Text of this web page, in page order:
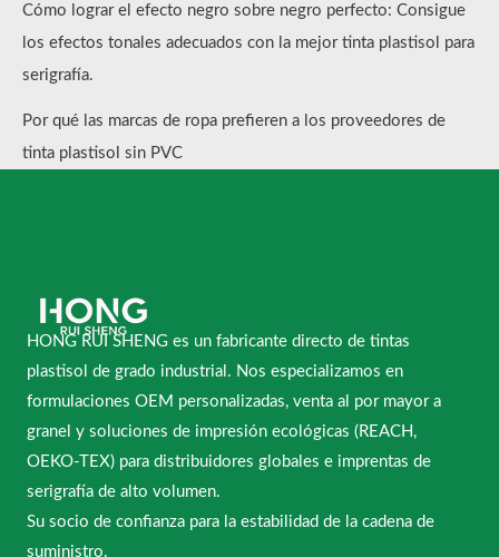
Cómo lograr el efecto negro sobre negro perfecto: Consigue
los efectos tonales adecuados con la mejor tinta plastisol para
serigrafía.
Por qué las marcas de ropa prefieren a los proveedores de
tinta plastisol sin PVC
HONG RUI SHENG es un fabricante directo de tintas
plastisol de grado industrial. Nos especializamos en
formulaciones OEM personalizadas, venta al por mayor a
granel y soluciones de impresión ecológicas (REACH,
OEKO-TEX) para distribuidores globales e imprentas de
serigrafía de alto volumen.
Su socio de confianza para la estabilidad de la cadena de
suministro.